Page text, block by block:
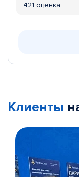
421 оценка
Клиенты